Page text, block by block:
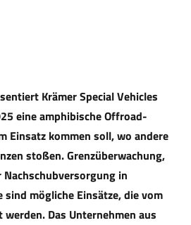
Krämer Special Vehicles
eine amphibische Offroad-
Einsatz kommen soll, wo andere
stoßen. Grenzüberwachung,
in
sind mögliche Einsätze, die vom
Das Unternehmen aus